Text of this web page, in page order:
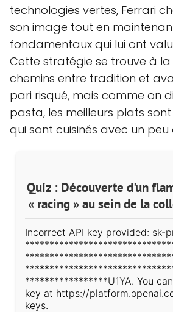
technologies vertes, Ferrari
son image tout en
fondamentaux qui lui ont
Cette stratégie se trouve à la
chemins entre tradition et
pari risqué, mais comme on
pasta, les meilleurs plats
qui sont cuisinés avec un peu
Quiz : Découverte d'un
« racing » au sein de la
Incorrect API key provided: sk-
*****************U1YA. You
key at https://
keys.